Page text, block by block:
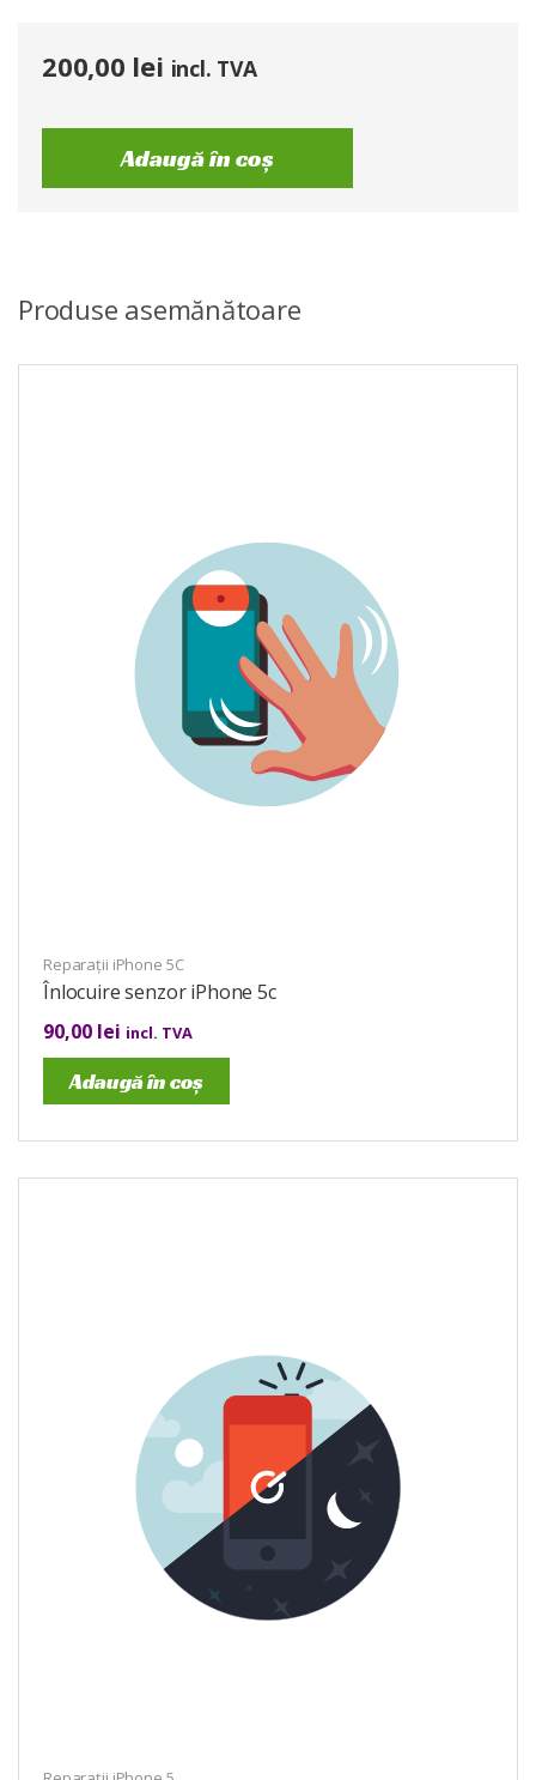
200,00 lei incl. TVA
Adaugă în coș
Produse asemănătoare
Reparații iPhone 5C
Înlocuire senzor iPhone 5c
90,00 lei incl. TVA
Adaugă în coș